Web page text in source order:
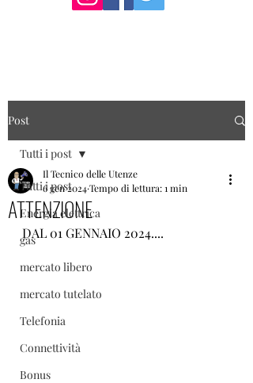
Post
Tutti i post
Energia elettrica
gas
mercato libero
mercato tutelato
Telefonia
Connettività
Bonus
Tutti i post
ATTENZIONE
Il Tecnico delle Utenze
6 gen 2024Tempo di lettura: 1 min
DAL 01 GENNAIO 2024....